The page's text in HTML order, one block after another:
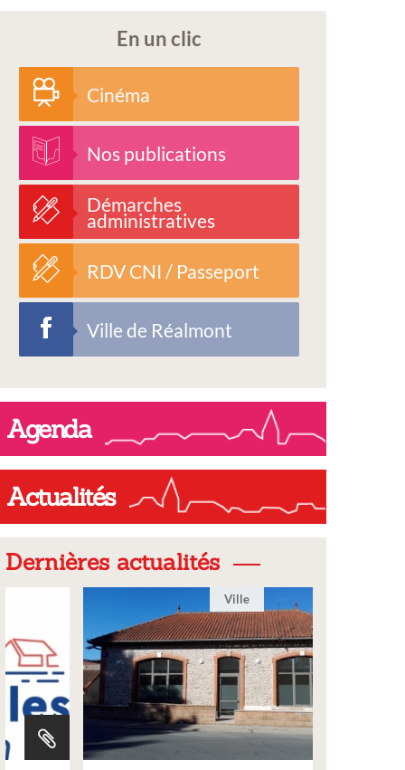
En un clic
Cinéma
Nos publications
Démarches
administratives
RDV CNI / Passeport
Ville de Réalmont
Agenda
Actualités
Dernières actualités